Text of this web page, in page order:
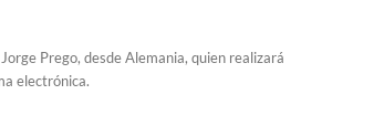
Prego, desde Alemania, quien realizará
electrónica.